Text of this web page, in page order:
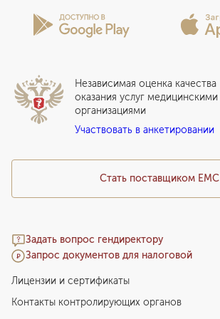
Лицензии и сертификаты
Сотрудничество
Вакцинация
Стационар
Прайс-лист
Подарочный сертификат EMC
Медицинский туризм
Вопросы и ответы
Статьи
Программы привилегий
Стать поставщиком ЕМС
Задать вопрос гендиректору
Запрос документов для налоговой
Независимая оценка качества
оказания услуг медицинскими
организациями
Участвовать в анкетировании
Лицензии и сертификаты
Контакты контролирующих органов